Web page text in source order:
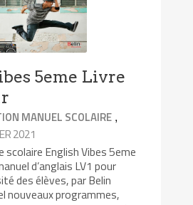
5eme Livre
MANUEL SCOLAIRE ,
2021
scolaire English Vibes 5eme
d’anglais LV1 pour
des élèves, par Belin
nouveaux programmes,